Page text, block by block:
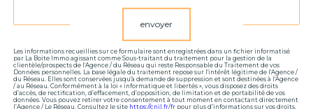
envoyer
Les informations recueillies sur ce formulaire sont enregistrées dans un fichier informatisé
par La Boite Immo agissant comme Sous-traitant du traitement pour la gestion de la
clientèle/prospects de l'Agence / du Réseau qui reste Responsable du Traitement de vos
Données personnelles. La base légale du traitement repose sur l'intérêt légitime de l'Agence /
du Réseau. Elles sont conservées jusqu'à demande de suppression et sont destinées à l'Agence
/ au Réseau. Conformément à la loi « informatique et libertés », vous disposez des droits
d’accès, de rectification, d’effacement, d’opposition, de limitation et de portabilité de vos
données. Vous pouvez retirer votre consentement à tout moment en contactant directement
l’Agence / Le Réseau. Consultez le site https://cnil.fr/fr pour plus d’informations sur vos droits.